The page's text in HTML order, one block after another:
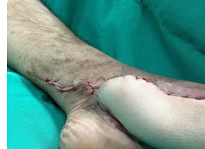
10/08/2026 10:29
Châu Âu sẽ chứng kiến nhật thực
toàn phần hiếm có vào ngày 12/8
10/08/2026 04:35